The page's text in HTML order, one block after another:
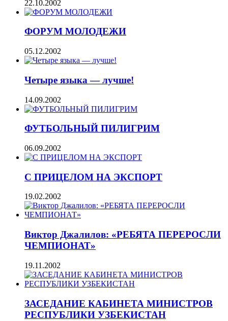
22.10.2002
ФОРУМ МОЛОДЕЖИ
05.12.2002
Четыре языка — лучше!
14.09.2002
ФУТБОЛЬНЫЙ ПИЛИГРИМ
06.09.2002
С ПРИЦЕЛОМ НА ЭКСПОРТ
19.02.2002
Виктор Джалилов: «РЕБЯТА ПЕРЕРОСЛИ
ЧЕМПИОНАТ»
19.11.2002
ЗАСЕДАНИЕ КАБИНЕТА МИНИСТРОВ
РЕСПУБЛИКИ УЗБЕКИСТАН